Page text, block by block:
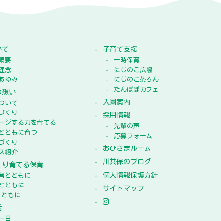
要
念
ゆみ
想い
いて
くり
ジする力を育てる
ともに育つ
くり
紹介
育てる保育
とともに
ともに
もに
日
子育て支援
一時保育
にじのこ広場
にじのこ茶ろん
たんぽぽカフェ
入園案内
採用情報
先輩の声
応募フォーム
おひさまルーム
川共保のブログ
個人情報保護方針
サイトマップ